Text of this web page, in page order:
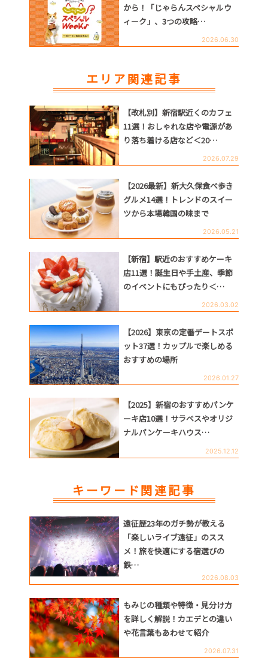
から！「じゃらんスペシャルウ
ィーク」、3つの攻略…
2026.06.30
エリア関連記事
【改札別】新宿駅近くのカフェ
11選！おしゃれな店や電源があ
り落ち着ける店など＜20…
2026.07.29
【2026最新】新大久保食べ歩き
グルメ14選！トレンドのスイー
ツから本場韓国の味まで
2026.05.21
【新宿】駅近のおすすめケーキ
店11選！誕生日や手土産、季節
のイベントにもぴったり＜…
2026.03.02
【2026】東京の定番デートスポ
ット37選！カップルで楽しめる
おすすめの場所
2026.01.27
【2025】新宿のおすすめパンケ
ーキ店10選！サラベスやオリジ
ナルパンケーキハウス…
2025.12.12
キーワード関連記事
遠征歴23年のガチ勢が教える
「楽しいライブ遠征」のスス
メ！旅を快適にする宿選びの
鉄…
2026.08.03
もみじの種類や特徴・見分け方
を詳しく解説！カエデとの違い
や花言葉もあわせて紹介
2026.07.31